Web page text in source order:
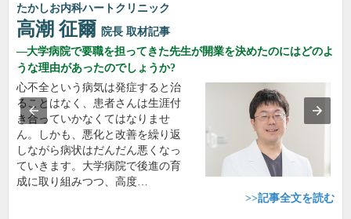
たかしお内科ハートクリニック
高潮 征爾 院長 取材記事
大学病院で要職を担ってきた先生が開業を決めたのにはどのよ
うな理由があったのでしょうか?
心不全という病気は発症すると治
ることはなく、患者さんは生涯付
き合っていかなくてはなりませ
ん。しかも、悪化と改善を繰り返
しながら病状はだんだん悪くなっ
ていきます。大学病院で後進の育
成に取り組みつつ、高度…
>>記事全文を読む